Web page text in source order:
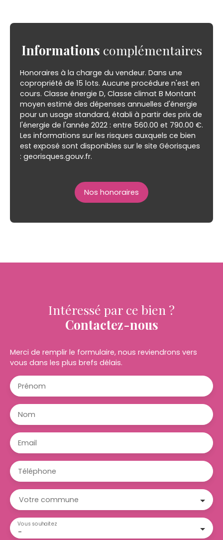
Informations complémentaires
Honoraires à la charge du vendeur. Dans une
copropriété de 15 lots. Aucune procédure n'est en
cours. Classe énergie D, Classe climat B Montant
moyen estimé des dépenses annuelles d'énergie
pour un usage standard, établi à partir des prix de
l'énergie de l'année 2022 : entre 560.00 et 790.00 €.
Les informations sur les risques auxquels ce bien
est exposé sont disponibles sur le site Géorisques
: georisques.gouv.fr.
Nos honoraires
Intéressé par ce bien ?
Contactez-nous
Merci de remplir le formulaire, nous reviendrons vers
vous dans les plus brefs délais.
Prénom
Nom
Email
Téléphone
Votre commune
-
Vous souhaitez